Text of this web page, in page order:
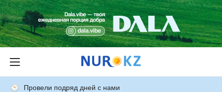
Провели подряд дней с нами